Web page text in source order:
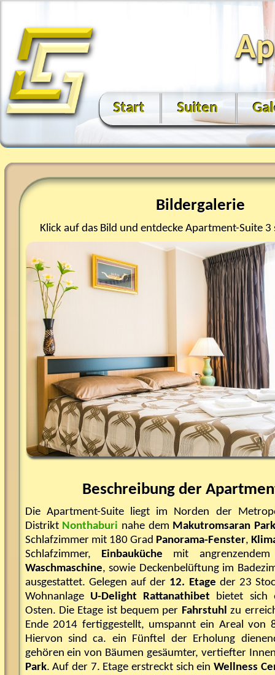
Start Suiten
Bildergalerie
Klick auf das Bild und entdecke Apartment-Suite
Beschreibung der
Die Apartment-Suite liegt im Norden der
Distrikt Nonthaburi nahe dem Makutromsaran Park
Schlafzimmer mit 180 Grad Panorama-Fenster,
Schlafzimmer, Einbauküche mit
Waschmaschine, sowie Deckenbelüftung im
ausgestattet. Gelegen auf der 12. Etage der 23
Wohnanlage U-Delight Rattanathibet bietet sich
Osten. Die Etage ist bequem per Fahrstuhlzu
Ende 2014 fertiggestellt, umspannt ein Areal von
Hiervon sind ca. ein Fünftel der Erholung
gehören ein von Bäumen gesäumter, vertiefter
Park. Auf der 7. Etage erstreckt sich einWellness